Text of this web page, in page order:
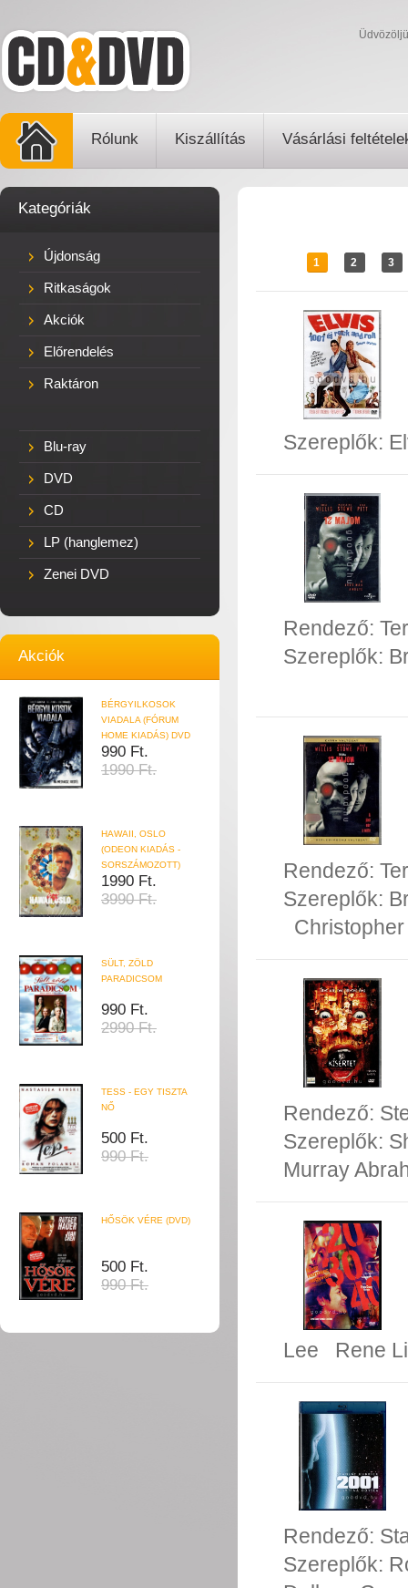
Rólunk Kiszállítás Vásárlási
Kategóriák
Újdonság
Ritkaságok
Akciók
Előrendelés
Raktáron
Blu-ray
DVD
CD
LP (hanglemez)
Zenei DVD
Akciók
BÉRGYILKOSOK
VIADALA (FÓRUM
HOME KIADÁS) DVD
990 Ft.
1990 Ft.
HAWAII, OSLO
(ODEON KIADÁS -
SORSZÁMOZOTT)
1990 Ft.
3990 Ft.
SÜLT, ZÖLD
PARADICSOM
990 Ft.
2990 Ft.
TESS - EGY TISZTA
NŐ
500 Ft.
990 Ft.
HŐSÖK VÉRE (DVD)
500 Ft.
990 Ft.
1 2 3
Szereplők:
Rendező:
Szereplők:
Rendező:
Szereplők:
Rendező:
Szereplők:
Murray
Lee Rene
Rendező:
Szereplők: